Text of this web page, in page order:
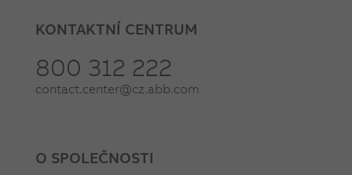
KONTAKTNÍ CENTRUM
800 312 222
contact.center@cz.abb.com
O SPOLEČNOSTI